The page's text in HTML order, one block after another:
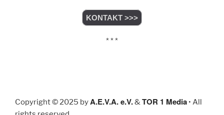
KONTAKT >>>
* * *
Copyright © 2025 byA.E.V.A. e.V.&TOR 1 Media • All